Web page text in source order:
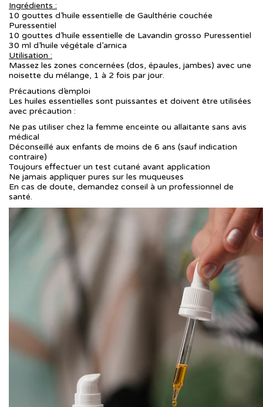
Ingrédients :
10 gouttes d’huile essentielle de Gaulthérie couchée
Puressentiel
10 gouttes d’huile essentielle de Lavandin grosso Puressentiel
30 ml d’huile végétale d’arnica
Utilisation :
Massez les zones concernées (dos, épaules, jambes) avec une
noisette du mélange, 1 à 2 fois par jour.
Précautions d’emploi
Les huiles essentielles sont puissantes et doivent être utilisées
avec précaution :
Ne pas utiliser chez la femme enceinte ou allaitante sans avis
médical
Déconseillé aux enfants de moins de 6 ans (sauf indication
contraire)
Toujours effectuer un test cutané avant application
Ne jamais appliquer pures sur les muqueuses
En cas de doute, demandez conseil à un professionnel de
santé.